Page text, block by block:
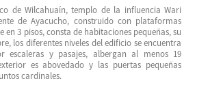
de Wilcahuaín, templo de la influencia Wari
de Ayacucho, construido con plataformas
en 3 pisos, consta de habitaciones pequeñas, su
los diferentes niveles del edificio se encuentra
escaleras y pasajes, albergan al menos 19
es abovedado y las puertas pequeñas
cardinales.